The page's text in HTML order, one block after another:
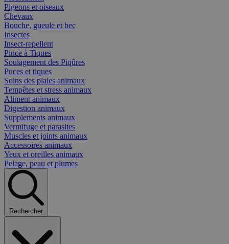
Pigeons et oiseaux
Chevaux
Bouche, gueule et bec
Insectes
Insect-repellent
Pince à Tiques
Soulagement des Piqûres
Puces et tiques
Soins des plaies animaux
Tempêtes et stress animaux
Aliment animaux
Digestion animaux
Supplements animaux
Vermifuge et parasites
Muscles et joints animaux
Accessoires animaux
Yeux et oreilles animaux
Pelage, peau et plumes
Rechercher